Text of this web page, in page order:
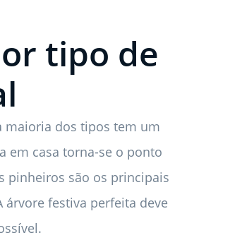
tipo de
maioria dos tipos tem um
em casa torna-se o ponto
pinheiros são os principais
festiva perfeita deve